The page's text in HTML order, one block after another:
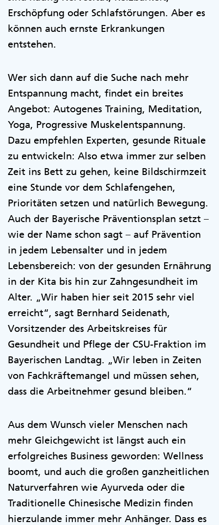
Erschöpfung oder Schlafstörungen. Aber es
können auch ernste Erkrankungen
entstehen.
Wer sich dann auf die Suche nach mehr
Entspannung macht, findet ein breites
Angebot: Autogenes Training, Meditation,
Yoga, Progressive Muskelentspannung.
Dazu empfehlen Experten, gesunde Rituale
zu entwickeln: Also etwa immer zur selben
Zeit ins Bett zu gehen, keine Bildschirmzeit
eine Stunde vor dem Schlafengehen,
Prioritäten setzen und natürlich Bewegung.
Auch der Bayerische Präventionsplan setzt –
wie der Name schon sagt – auf Prävention
in jedem Lebensalter und in jedem
Lebensbereich: von der gesunden Ernährung
in der Kita bis hin zur Zahngesundheit im
Alter. „Wir haben hier seit 2015 sehr viel
erreicht“, sagt Bernhard Seidenath,
Vorsitzender des Arbeitskreises für
Gesundheit und Pflege der CSU-Fraktion im
Bayerischen Landtag. „Wir leben in Zeiten
von Fachkräftemangel und müssen sehen,
dass die Arbeitnehmer gesund bleiben.“
Aus dem Wunsch vieler Menschen nach
mehr Gleichgewicht ist längst auch ein
erfolgreiches Business geworden: Wellness
boomt, und auch die großen ganzheitlichen
Naturverfahren wie Ayurveda oder die
Traditionelle Chinesische Medizin finden
hierzulande immer mehr Anhänger. Dass es